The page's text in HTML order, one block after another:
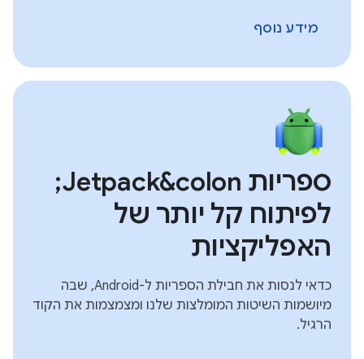
מידע נוסף
ספריות Jetpack&colon;
לפיתוח קל יותר של
האפליקציות
כדאי לנסות את חבילת הספריות ל-Android, שבה
מיושמות השיטות המומלצות שלנו ומצמצמות את הקוד
הרגיל.